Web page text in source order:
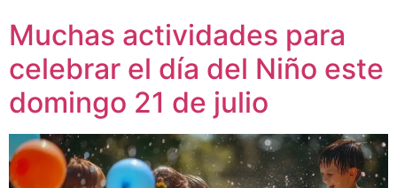
Muchas actividades para
celebrar el día del Niño este
domingo 21 de julio